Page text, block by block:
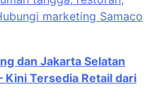
dan Jakarta Selatan
Kini Tersedia Retail dari